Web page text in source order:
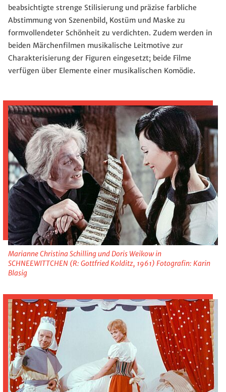
beabsichtigte strenge Stilisierung und präzise farbliche
Abstimmung von Szenenbild, Kostüm und Maske zu
formvollendeter Schönheit zu verdichten. Zudem werden in
beiden Märchenfilmen musikalische Leitmotive zur
Charakterisierung der Figuren eingesetzt; beide Filme
verfügen über Elemente einer musikalischen Komödie.
Marianne Christina Schilling und Doris Weikow in
SCHNEEWITTCHEN (R: Gottfried Kolditz, 1961) Fotografin: Karin
Blasig